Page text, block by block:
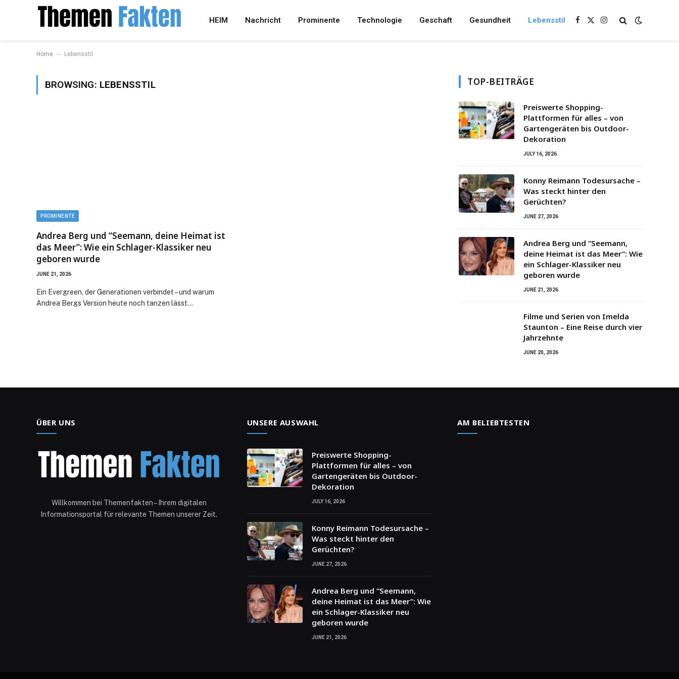
HEIM Nachricht Prominente Technologie Geschaft Gesundheit Lebensstil Facebook
X
Instagram
Home – Lebensstil
BROWSING: LEBENSSTIL
PROMINENTE
Andrea Berg und “Seemann, deine Heimat ist
das Meer”: Wie ein Schlager-Klassiker neu
geboren wurde
JUNE 21, 2026
Ein Evergreen, der Generationen verbindet – und warum
Andrea Bergs Version heute noch tanzen lässt…
TOP-BEITRÄGE
Preiswerte Shopping-
Plattformen für alles – von
Gartengeräten bis Outdoor-
Dekoration
JULY 16, 2026
Konny Reimann Todesursache –
Was steckt hinter den
Gerüchten?
JUNE 27, 2026
Andrea Berg und “Seemann,
deine Heimat ist das Meer”: Wie
ein Schlager-Klassiker neu
geboren wurde
JUNE 21, 2026
Filme und Serien von Imelda
Staunton – Eine Reise durch vier
Jahrzehnte
JUNE 20, 2026
ÜBER UNS
Willkommen bei Themenfakten – Ihrem digitalen
Informationsportal für relevante Themen unserer Zeit.
UNSERE AUSWAHL
Preiswerte Shopping-
Plattformen für alles – von
Gartengeräten bis Outdoor-
Dekoration
JULY 16, 2026
Konny Reimann Todesursache –
Was steckt hinter den
Gerüchten?
JUNE 27, 2026
Andrea Berg und “Seemann,
deine Heimat ist das Meer”: Wie
ein Schlager-Klassiker neu
geboren wurde
JUNE 21, 2026
AM BELIEBTESTEN